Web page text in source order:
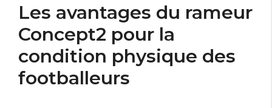
Les avantages du rameur
Concept2 pour la
condition physique des
footballeurs